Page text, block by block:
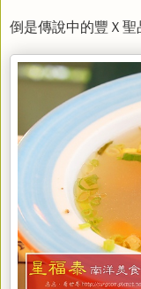
倒是傳說中的豐Ｘ聖